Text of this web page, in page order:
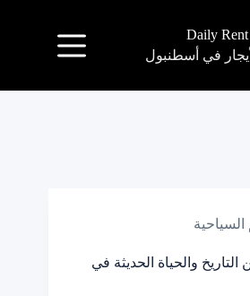
Daily Rent
في أسطنبول
السياحية
والحياة الحديثة في